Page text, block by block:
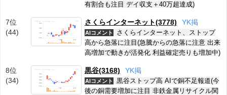
有割合も注目 デイ収支＋40万超達成)
7位
(44)
さくらインターネット(3778) YK掲
AIコメント
さくらインターネット、ストップ
高から急落に注目(急騰からの急落に注意 出来
高増加で動きが活発化 利益確定売りも増加中)
8位
(34)
黒谷(3168) YK掲
AIコメント
黒谷ストップ高 AIで銅不足報道(今
後の銅需要増加に注目 非鉄金属リサイクル関